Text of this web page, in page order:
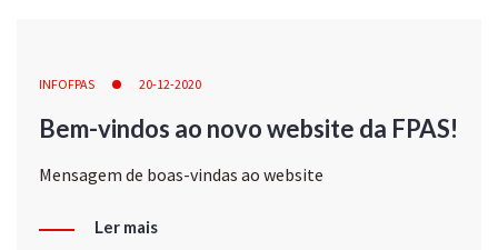
INFOFPAS 20-12-2020
Bem-vindos ao novo website da FPAS!
Mensagem de boas-vindas ao website
Ler mais